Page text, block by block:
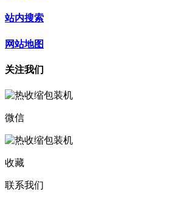
站内搜索
网站地图
关注我们
微信
收藏
联系我们